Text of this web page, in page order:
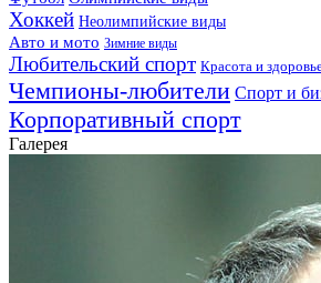
Хоккей Неолимпийские виды
Авто и мото Зимние виды
Любительский спорт Красота и
Чемпионы-любители Спорт и
Корпоративный спорт
Галерея